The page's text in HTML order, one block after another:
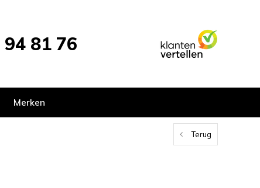
81 76
Merken
Terug